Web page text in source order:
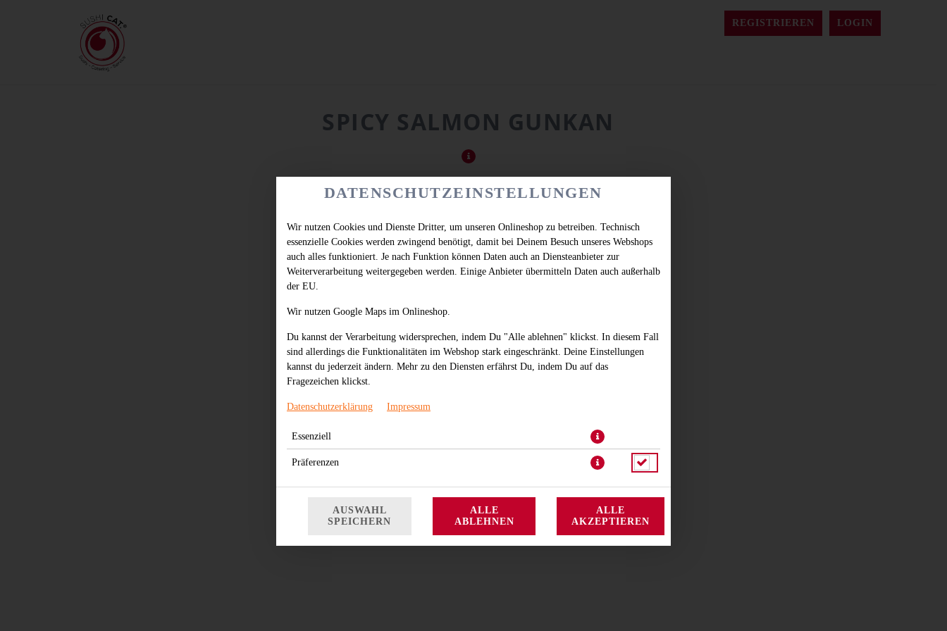
REGISTRIEREN LOGIN
SPICY SALMON GUNKAN
leicht scharf, gekochter Lachs mit Lauch, Mayonnaise und Sesam
* Die Preise können nach Auswahl des Stores variieren.
DATENSCHUTZEINSTELLUNGEN
Wir nutzen Cookies und Dienste Dritter, um unseren Onlineshop zu betreiben. Technisch
essenzielle Cookies werden zwingend benötigt, damit bei Deinem Besuch unseres Webshops
auch alles funktioniert. Je nach Funktion können Daten auch an Diensteanbieter zur
Weiterverarbeitung weitergegeben werden. Einige Anbieter übermitteln Daten auch außerhalb
der EU.
Wir nutzen Google Maps im Onlineshop.
Du kannst der Verarbeitung widersprechen, indem Du "Alle ablehnen" klickst. In diesem Fall
sind allerdings die Funktionalitäten im Webshop stark eingeschränkt. Deine Einstellungen
kannst du jederzeit ändern. Mehr zu den Diensten erfährst Du, indem Du auf das
Fragezeichen klickst.
Datenschutzerklärung Impressum
Essenziell
Präferenzen
AUSWAHL
SPEICHERN
ALLE
ABLEHNEN
ALLE
AKZEPTIEREN